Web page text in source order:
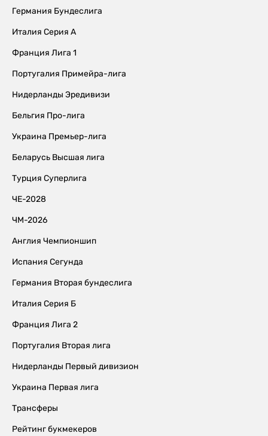
Германия Бундеслига
Италия Серия А
Франция Лига 1
Португалия Примейра-лига
Нидерланды Эредивизи
Бельгия Про-лига
Украина Премьер-лига
Беларусь Высшая лига
Турция Суперлига
ЧЕ-2028
ЧМ-2026
Англия Чемпионшип
Испания Сегунда
Германия Вторая бундеслига
Италия Серия Б
Франция Лига 2
Португалия Вторая лига
Нидерланды Первый дивизион
Украина Первая лига
Трансферы
Рейтинг букмекеров